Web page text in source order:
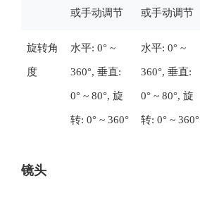
或手动调节 或手动调节
旋转角
度
水平: 0° ~
360°, 垂直:
0° ~ 80°, 旋
转: 0° ~ 360°
水平: 0° ~
360°, 垂直:
0° ~ 80°, 旋
转: 0° ~ 360°
镜头